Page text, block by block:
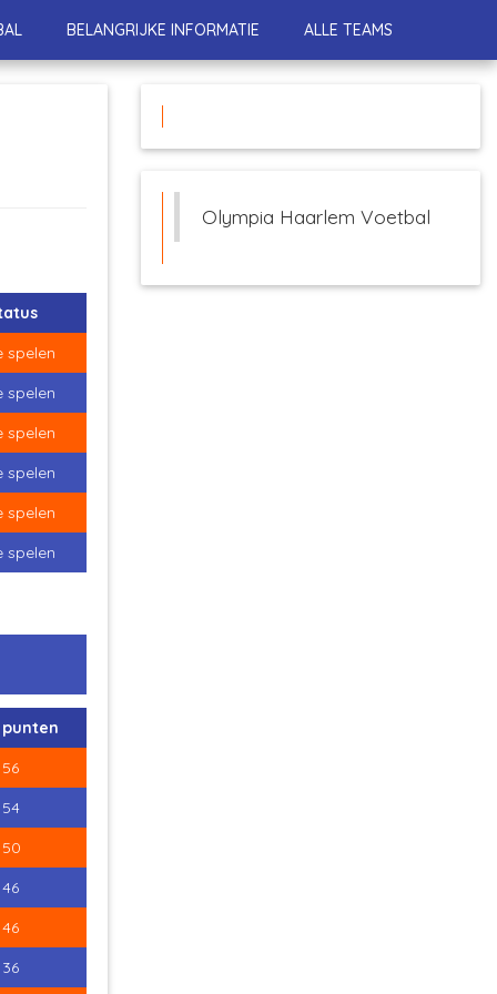
BELANGRIJKE INFORMATIE ALLE TEAMS
spelen
spelen
spelen
spelen
spelen
spelen
punten
56
54
50
46
46
36
Olympia Haarlem Voetbal